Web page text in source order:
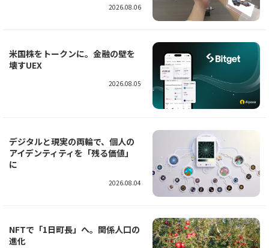
2026.08.06
米国株をトークンに。金融の壁を
壊すUEX
2026.08.05
デジタルと現実の両輪で、個人の
アイデンティティを「残る価値」
に
2026.08.04
NFTで「1日町長」へ。関係人口の
進化